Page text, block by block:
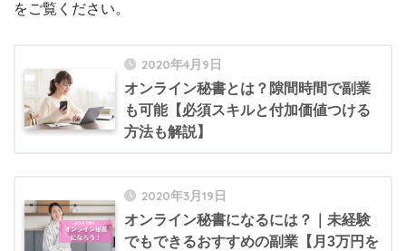
をご覧ください。
2020年4月9日
オンライン秘書とは？隙間時間で副業
も可能【必須スキルと付加価値つける
方法も解説】
2020年3月19日
オンライン秘書になるには？｜未経験
でもできるおすすめの副業【月3万円を